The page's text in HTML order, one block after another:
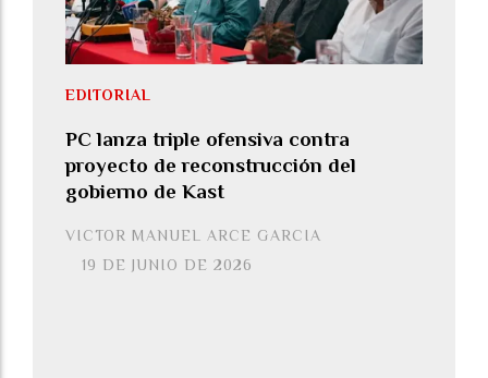
PC lanza triple ofensiva contra
proyecto de reconstrucción del
gobierno de Kast
VICTOR MANUEL ARCE GARCIA
EDITORIAL
19 DE JUNIO DE 2026